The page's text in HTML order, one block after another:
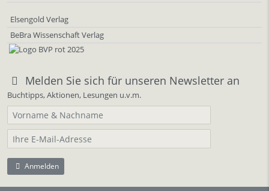
Elsengold Verlag
BeBra Wissenschaft Verlag
Melden Sie sich für unseren Newsletter an
Buchtipps, Aktionen, Lesungen u.v.m.
Anmelden